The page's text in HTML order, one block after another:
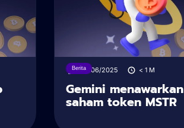
Berita28/06/2025 < 1 M
Gemini menawarkan
saham token MSTR